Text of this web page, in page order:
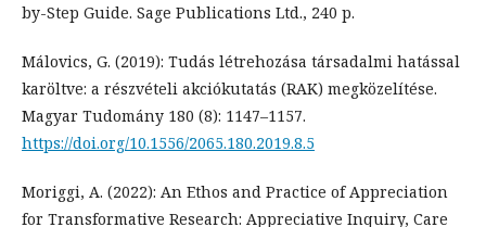
by-Step Guide. Sage Publications Ltd., 240 p.
Málovics, G. (2019): Tudás létrehozása társadalmi hatással
karöltve: a részvételi akciókutatás (RAK) megközelítése.
Magyar Tudomány 180 (8): 1147–1157.
https://doi.org/10.1556/2065.180.2019.8.5
Moriggi, A. (2022): An Ethos and Practice of Appreciation
for Transformative Research: Appreciative Inquiry, Care